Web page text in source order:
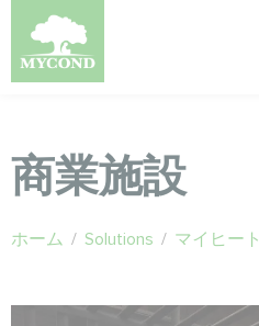
商業施設
ホーム / Solutions / マイヒート